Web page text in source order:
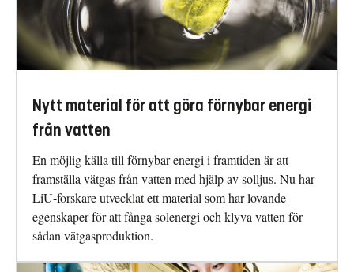
Nytt material för att göra förnybar energi
från vatten
En möjlig källa till förnybar energi i framtiden är att
framställa vätgas från vatten med hjälp av solljus. Nu har
LiU-forskare utvecklat ett material som har lovande
egenskaper för att fånga solenergi och klyva vatten för
sådan vätgasproduktion.